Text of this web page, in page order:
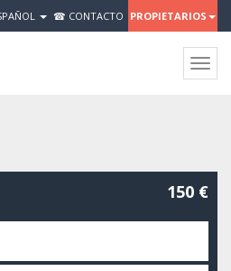
☎ CONTACTO PROPIETARIOS
150 €